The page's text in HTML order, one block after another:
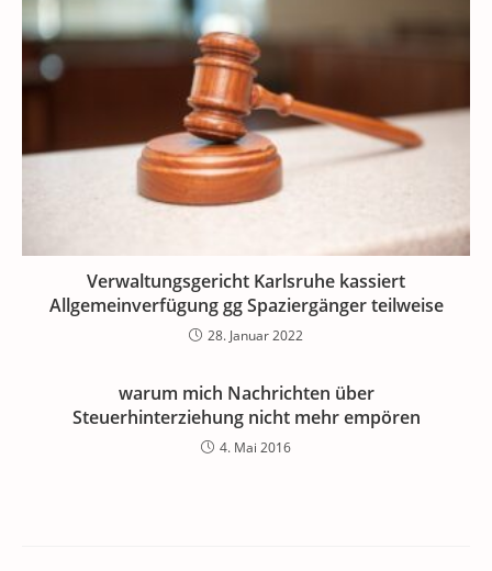
Verwaltungsgericht Karlsruhe kassiert
Allgemeinverfügung gg Spaziergänger teilweise
28. Januar 2022
warum mich Nachrichten über
Steuerhinterziehung nicht mehr empören
4. Mai 2016